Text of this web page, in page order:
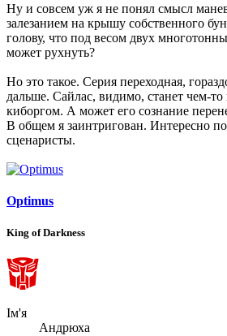
Ну и совсем уж я не понял смысл
залезанием на крышу собственного
голову, что под весом двух
может рухнуть?
Но это такое. Серия переходная,
дальше. Сайлас, видимо, станет чем-то
киборгом. А может его сознание
В общем я заинтригован. Интересно
сценаристы.
Optimus
King of Darkness
Ім'я
Андрюха